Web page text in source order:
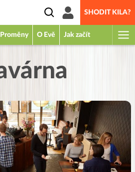
SHODIT KILA?
Proměny O Evě Jak začít